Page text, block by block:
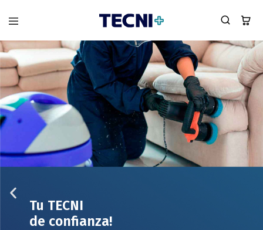
Tu TECNI
de confianza!